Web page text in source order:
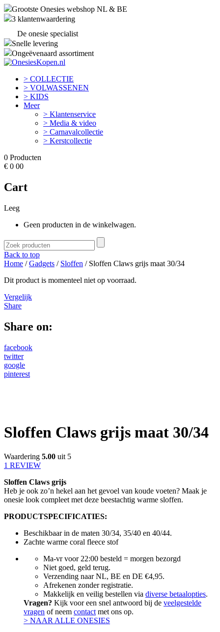
Grootste Onesies webshop NL & BE
3 klantenwaardering
De onesie specialist
Snelle levering
Ongeëvenaard assortiment
> COLLECTIE
> VOLWASSENEN
> KIDS
Meer
> Klantenservice
> Media & video
> Carnavalcollectie
> Kerstcollectie
0 Producten
€ 0 00
Cart
Leeg
Geen producten in de winkelwagen.
Back to top
Home /Gadgets / Sloffen / Sloffen Claws grijs maat 30/34
Dit product is momenteel niet op voorraad.
Vergelijk
Share
Share on:
facebook
twitter
google
pinterest
Sloffen Claws grijs maat 30/34
Waardering 5.00 uit 5
1 REVIEW
Sloffen Claws grijs
Heb je ook zo’n hekel aan het gevoel van koude voeten? Maak je
onesie look compleet met deze beestachtig warme sloffen.
PRODUCTSPECIFICATIES:
Beschikbaar in de maten 30/34, 35/40 en 40/44.
Zachte warme coral fleece stof
Ma-vr voor 22:00 besteld = morgen bezorgd
Niet goed, geld terug.
Verzending naar NL, BE en DE €4,95.
Afrekenen zonder registratie.
Makkelijk en veilig bestellen via diverse betaalopties.
Vragen? Kijk voor een snel antwoord bij de veelgestelde
vragen of neem contact met ons op.
> NAAR ALLE ONESIES